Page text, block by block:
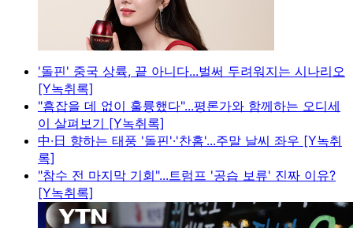
'돌핀' 중국 상륙, 끝 아니다...벌써 두려워지는 시나리오
[Y녹취록]
"흠잡을 데 없이 훌륭했다"...평론가와 함께하는 오디세
이 살펴보기 [Y녹취록]
中·日 향하는 태풍 '돌핀'·'찬홈'...주말 날씨 좌우 [Y녹취
록]
"참수 전 마지막 기회"...트럼프 '공습 보류' 진짜 이유?
[Y녹취록]